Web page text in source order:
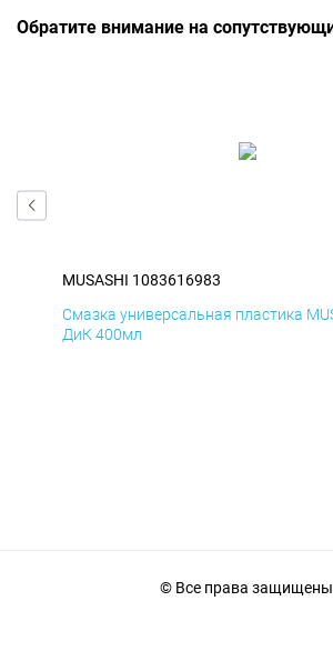
Обратите внимание на
MUSASHI 1083616983
Смазка универсальная пластика
ДиК 400мл
© Все права